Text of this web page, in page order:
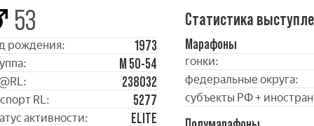
53
рождения: 1973
М 50-54
238032
RL: 5277
активности: ELITE
Статистика
Марафоны
гонки:
федеральные округа:
субъекты РФ +